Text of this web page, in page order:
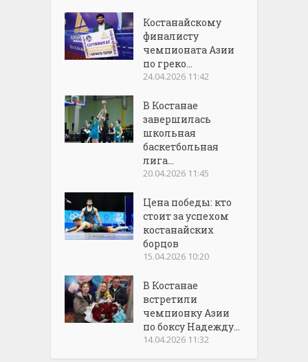
Костанайскому
финалисту
чемпионата Азии
по греко...
24.04.2026 11:42
В Костанае
завершилась
школьная
баскетбольная
лига...
20.04.2026 11:45
Цена победы: кто
стоит за успехом
костанайских
борцов
15.04.2026 10:20
В Костанае
встретили
чемпионку Азии
по боксу Надежду...
14.04.2026 11:32